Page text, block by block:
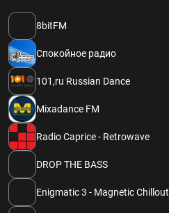
8bitFM
Спокойное радио
101,ru Russian Dance
Mixadance FM
Radio Caprice - Retrowave
DROP THE BASS
Enigmatic 3 - Magnetic Chillout